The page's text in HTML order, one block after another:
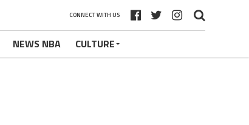
CONNECT WITH US
NEWS NBA CULTURE